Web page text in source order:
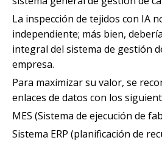
La inspección de tejidos con IA
independiente; más bien,
integral del sistema de gestión
empresa.
Para maximizar su valor, se
enlaces de datos con los
MES (Sistema de ejecución de
Sistema ERP (planificación de